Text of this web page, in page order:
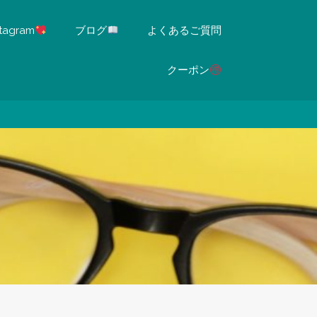
ブログ よくあるご質問
クーポン